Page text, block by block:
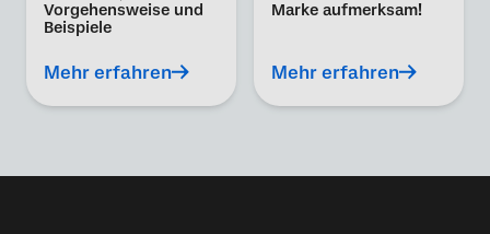
Vorgehensweise und
Beispiele
Mehr erfahren
Marke aufmerksam!
Mehr erfahren